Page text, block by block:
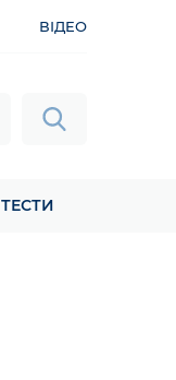
ВІДЕО
ТЕСТИ